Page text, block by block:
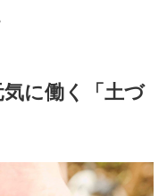
に働く「土づ